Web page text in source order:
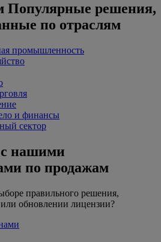
Популярные решения,
по отраслям
промышленность
и финансы
сектор
с нашими
по продажам
правильного решения,
обновлении лицензии?